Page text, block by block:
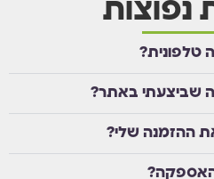
נפוצות
טלפונית?
שביצעתי באתר?
ההזמנה שלי?